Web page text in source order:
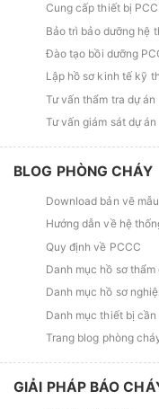
Cung cấp thiết bị
Bảo trì bảo dưỡng hệ
Đào tạo bồi dưỡng
Lập hồ sơ kinh tế kỹ
Tư vấn thẩm tra dự án
Tư vấn giám sát dự án
BLOG PHÒNG CHÁY
Download bản vẽ
Hướng dẫn về hệ
Quy định về PCCC
Danh mục hồ sơ
Danh mục hồ sơ
Danh mục thiết bị
Trang blog phòng
GIẢI PHÁP BÁO